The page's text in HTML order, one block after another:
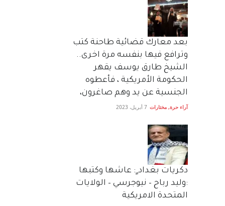
بعد معارك قضائية طاحنة كتب
وترافع فيها بنفسه مرة اخرى..
الشيخ طارق يوسف يقهر
الحكومة الأمريكية ، فأعطوه
الجنسية عن يد وهم صاغرون،
آراء حرة, مختارات 7 أبريل، 2023
دكريات بغداد ٍ: عاشها وكتبها
:وليد رباح – نيوجرسي – الولايات
المتحدة الامريكية